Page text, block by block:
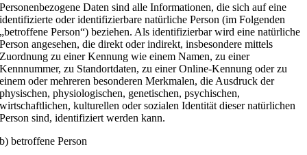
Personenbezogene Daten sind alle Informationen, die sich auf eine
identifizierte oder identifizierbare natürliche Person (im Folgenden
„betroffene Person“) beziehen. Als identifizierbar wird eine natürliche
Person angesehen, die direkt oder indirekt, insbesondere mittels
Zuordnung zu einer Kennung wie einem Namen, zu einer
Kennnummer, zu Standortdaten, zu einer Online-Kennung oder zu
einem oder mehreren besonderen Merkmalen, die Ausdruck der
physischen, physiologischen, genetischen, psychischen,
wirtschaftlichen, kulturellen oder sozialen Identität dieser natürlichen
Person sind, identifiziert werden kann.
b) betroffene Person